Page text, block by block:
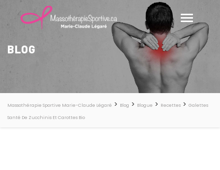
BLOG
Massothérapie Sportive Marie-Claude Légaré > Blog > Blogue > Recettes > Galettes
Santé De Zucchinis Et Carottes Bio